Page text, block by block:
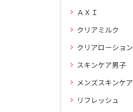
ＡＸＩ
クリアミルク
クリアローション
スキンケア男子
メンズスキンケア
リフレッシュ